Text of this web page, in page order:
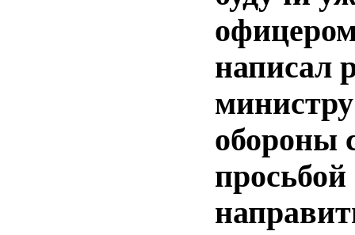
написал
министру
обороны
просьбой